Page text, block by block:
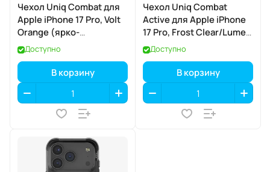
Чехол Uniq Combat для
Apple iPhone 17 Pro, Volt
Orange (ярко-
оранжевый), MagSafe
Доступно
В корзину
Чехол Uniq Combat
Active для Apple iPhone
17 Pro, Frost Clear/Lume-
Lime (матовый
прозрачный/лаймовый),
MagSafe
Доступно
В корзину